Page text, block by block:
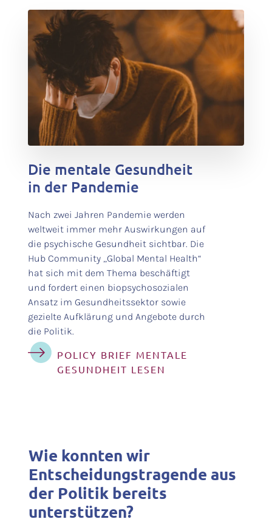
test
Die mentale Gesundheit
in der Pandemie
Nach zwei Jahren Pandemie werden
weltweit immer mehr Auswirkungen auf
die psychische Gesundheit sichtbar. Die
Hub Community „Global Mental Health“
hat sich mit dem Thema beschäftigt
und fordert einen biopsychosozialen
Ansatz im Gesundheitssektor sowie
gezielte Aufklärung und Angebote durch
die Politik.
POLICY BRIEF MENTALE
GESUNDHEIT LESEN
Wie konnten wir
Entscheidungstragende aus
der Politik bereits
unterstützen?